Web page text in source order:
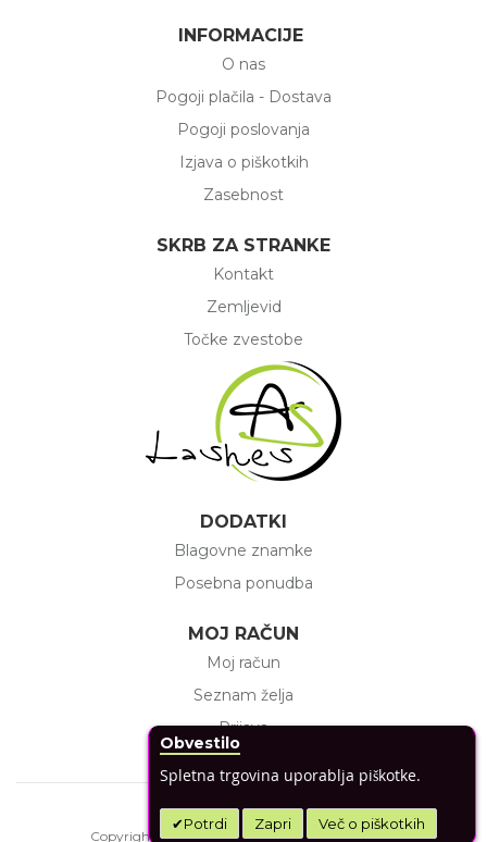
Obvestilo
Spletna trgovina uporablja piškotke.
Potrdi Zapri Več o piškotkih
INFORMACIJE
O nas
Pogoji plačila - Dostava
Pogoji poslovanja
Izjava o piškotkih
Zasebnost
SKRB ZA STRANKE
Kontakt
Zemljevid
Točke zvestobe
DODATKI
Blagovne znamke
Posebna ponudba
MOJ RAČUN
Moj račun
Seznam želja
Prijava
Copyright © 2020 AS-Lashes. All rights reserved.